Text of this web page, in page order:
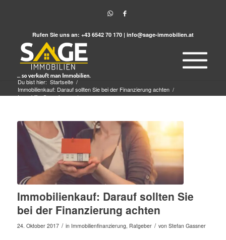
Rufen Sie uns an: +43 6542 70 170 | info@sage-immobilien.at
Du bist hier: Startseite /
Immobilienkauf: Darauf sollten Sie bei der Finanzierung achten /
Immobilienfinanzierung /
Immobilienkauf: Darauf sollten Sie
bei der Finanzierung achten
24. Oktober 2017 / in Immobilienfinanzierung, Ratgeber / von Stefan Gassner